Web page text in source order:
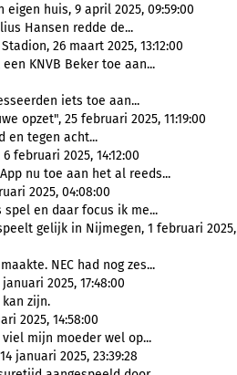
huis, 9 april 2025, 09:59:00
Hansen redde de...
26 maart 2025, 13:12:00
KNVB Beker toe aan...
iets toe aan...
opzet", 25 februari 2025, 11:19:00
en tegen acht...
februari 2025, 14:12:00
nu toe aan het al reeds...
2025, 04:08:00
spel en daar focus ik me...
gelijk in Nijmegen, 1 februari 2025,
NEC had nog zes...
2025, 17:48:00
zijn.
2025, 14:58:00
mijn moeder wel op...
januari 2025, 23:39:28